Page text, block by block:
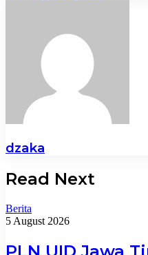
dzaka
Read Next
Berita
5 August 2026